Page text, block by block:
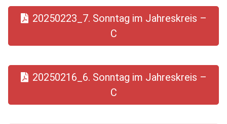
20250223_7. Sonntag im Jahreskreis –
C
20250216_6. Sonntag im Jahreskreis –
C